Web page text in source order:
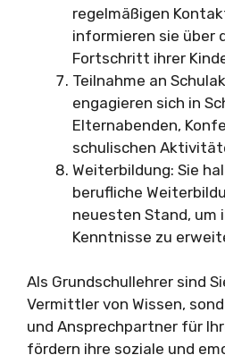
regelmäßigen
informieren sie über
Fortschritt ihrer
Teilnahme an
engagieren sich in
Elternabenden,
schulischen
Weiterbildung: Sie
berufliche
neuesten Stand, um
Kenntnisse zu
Als Grundschullehrer sind
Vermittler von Wissen,
und Ansprechpartner für
fördern ihre soziale und